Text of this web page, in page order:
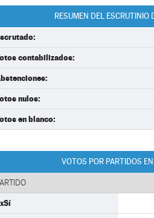
RESUMEN DEL ESCRUTINIO
contabilizados:
nulos:
en blanco:
VOTOS POR PARTIDOS